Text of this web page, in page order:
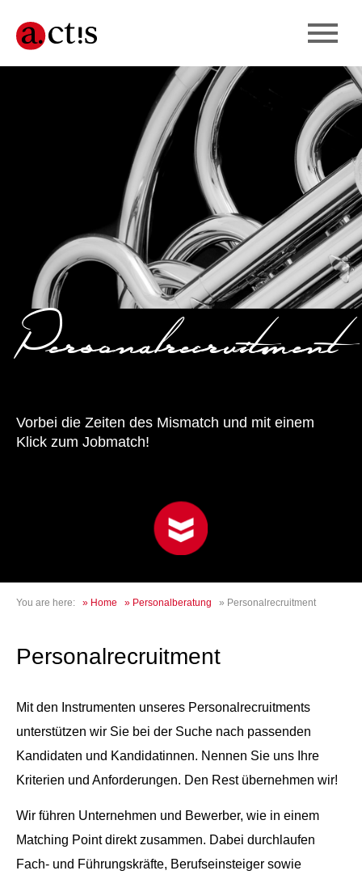
Personalrecruitment
Vorbei die Zeiten des Mismatch und mit einem
Klick zum Jobmatch!
You are here: » Home » Personalberatung » Personalrecruitment
Personalrecruitment
Mit den Instrumenten unseres Personalrecruitments
unterstützen wir Sie bei der Suche nach passenden
Kandidaten und Kandidatinnen. Nennen Sie uns Ihre
Kriterien und Anforderungen. Den Rest übernehmen wir!
Wir führen Unternehmen und Bewerber, wie in einem
Matching Point direkt zusammen. Dabei durchlaufen
Fach- und Führungskräfte, Berufseinsteiger sowie